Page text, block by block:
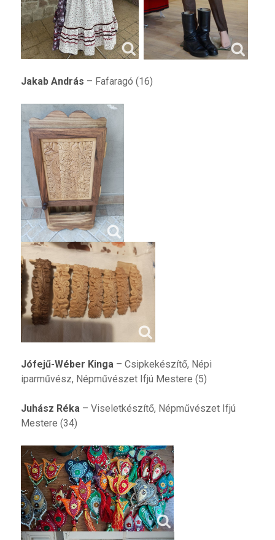
Jakab András – Fafaragó (16)
Jófejű-Wéber Kinga – Csipkekészítő, Népi
iparművész, Népművészet Ifjú Mestere (5)
Juhász Réka – Viseletkészítő, Népművészet Ifjú
Mestere (34)